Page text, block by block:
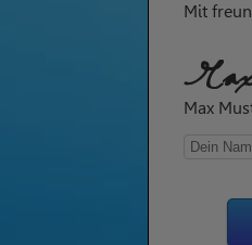
Mit
Max